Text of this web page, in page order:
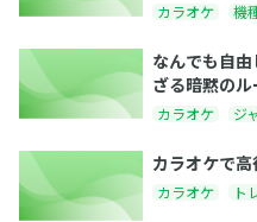
カラオケ 機
なんでも自
ざる暗黙のル
カラオケ ジ
カラオケで
カラオケ ト